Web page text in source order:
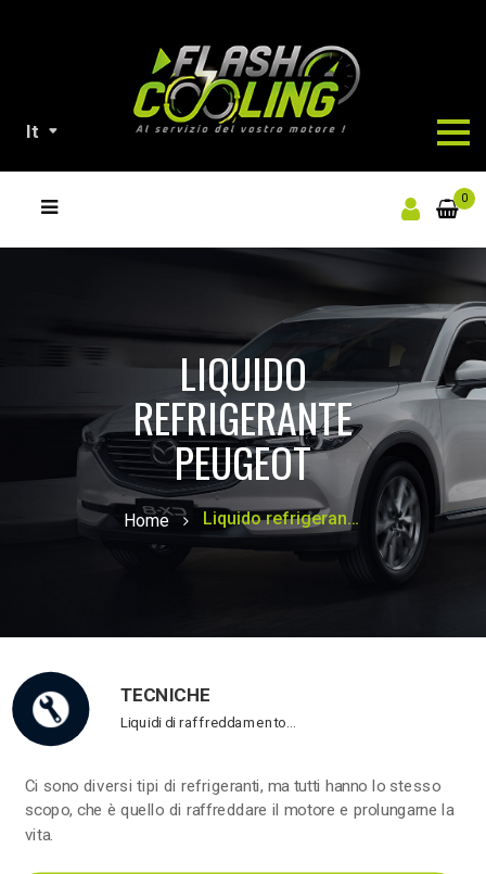
It
0
LIQUIDO
REFRIGERANTE
PEUGEOT
Home Liquido refrigerante Peugeot
TECNICHE
Liquidi di raffreddamento…
Ci sono diversi tipi di refrigeranti, ma tutti hanno lo stesso
scopo, che è quello di raffreddare il motore e prolungarne la
vita.